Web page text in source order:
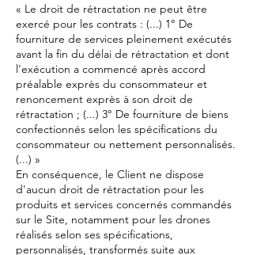
« Le droit de rétractation ne peut être
exercé pour les contrats : (...) 1° De
fourniture de services pleinement exécutés
avant la fin du délai de rétractation et dont
l'exécution a commencé après accord
préalable exprès du consommateur et
renoncement exprès à son droit de
rétractation ; (...) 3° De fourniture de biens
confectionnés selon les spécifications du
consommateur ou nettement personnalisés.
(...) »
En conséquence, le Client ne dispose
d'aucun droit de rétractation pour les
produits et services concernés commandés
sur le Site, notamment pour les drones
réalisés selon ses spécifications,
personnalisés, transformés suite aux